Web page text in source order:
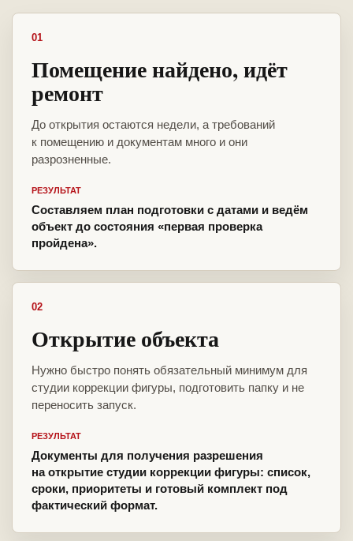
01
Помещение найдено, идёт
ремонт
До открытия остаются недели, а требований
к помещению и документам много и они
разрозненные.
РЕЗУЛЬТАТ
Составляем план подготовки с датами и ведём
объект до состояния «первая проверка
пройдена».
02
Открытие объекта
Нужно быстро понять обязательный минимум для
студии коррекции фигуры, подготовить папку и не
переносить запуск.
РЕЗУЛЬТАТ
Документы для получения разрешения
на открытие студии коррекции фигуры: список,
сроки, приоритеты и готовый комплект под
фактический формат.